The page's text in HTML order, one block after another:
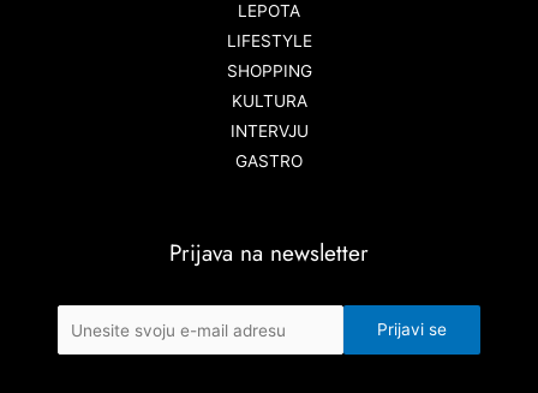
LEPOTA
LIFESTYLE
SHOPPING
KULTURA
INTERVJU
GASTRO
Prijava na newsletter